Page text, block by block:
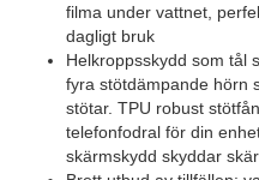
filma under vattnet,
dagligt bruk
Helkroppsskydd som tål
fyra stötdämpande hörn
stötar. TPU robust
telefonfodral för din
skärmskydd skyddar